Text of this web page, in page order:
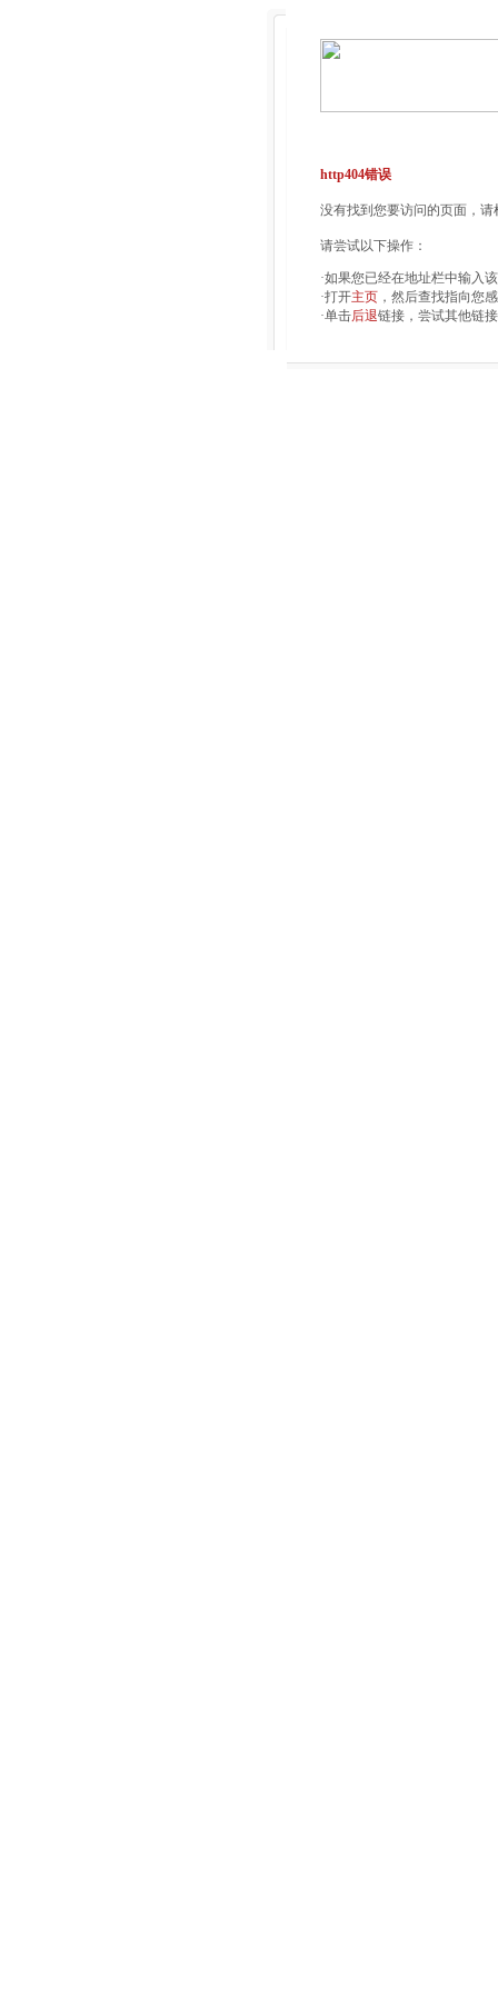
http404错误
没有找到您要访问的页面，
请尝试以下操作：
·如果您已经在地址栏中输入
·打开主页 ，然后查找指向您
·单击后退链接，尝试其他链